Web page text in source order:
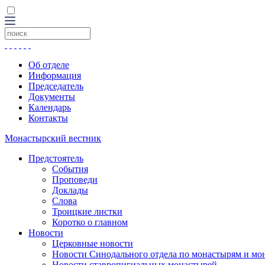
Об отделе
Информация
Председатель
Документы
Календарь
Контакты
Монастырский вестник
Предстоятель
События
Проповеди
Доклады
Слова
Троицкие листки
Коротко о главном
Новости
Церковные новости
Новости Синодального отдела по монастырям и